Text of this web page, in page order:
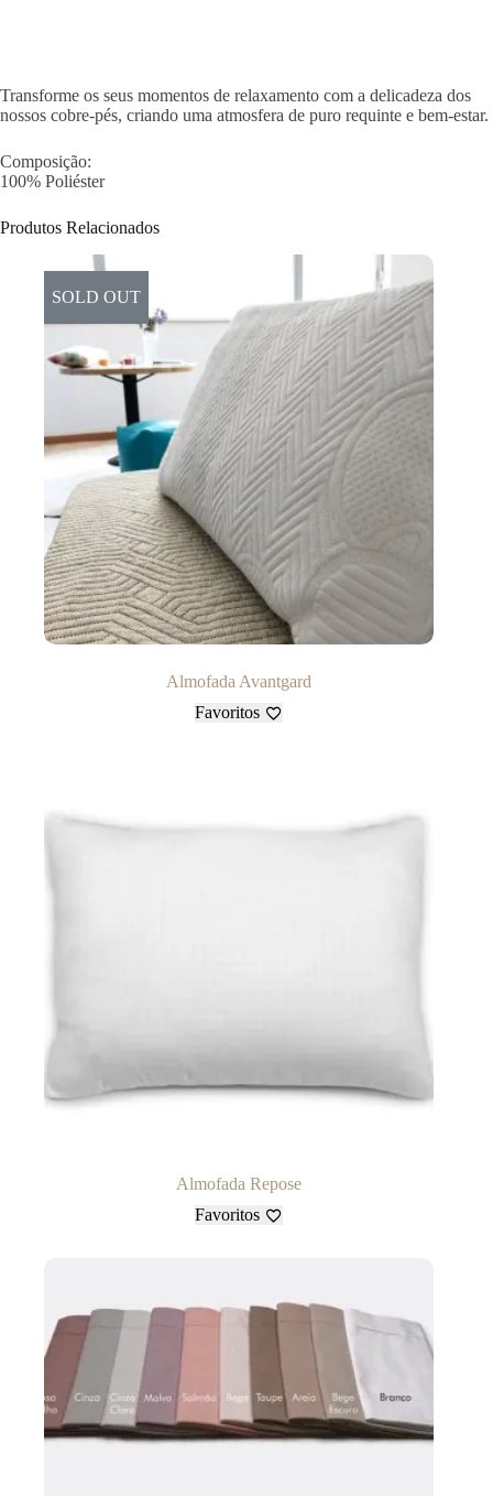
Transforme os seus momentos de relaxamento com a delicadeza dos
nossos cobre-pés, criando uma atmosfera de puro requinte e bem-estar.
Composição:
100% Poliéster
Produtos Relacionados
SOLD OUT
Almofada Avantgard
Favoritos
Almofada Repose
Favoritos